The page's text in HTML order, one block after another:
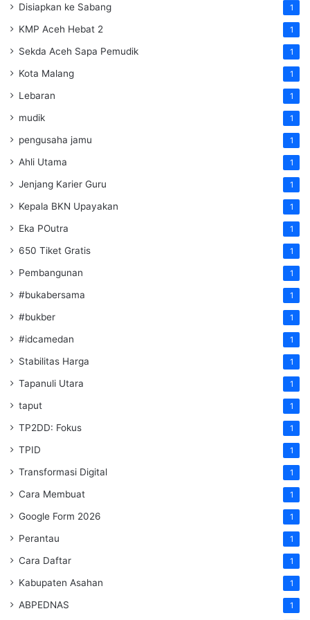
Disiapkan ke Sabang 1
KMP Aceh Hebat 2 1
Sekda Aceh Sapa Pemudik 1
Kota Malang 1
Lebaran 1
mudik 1
pengusaha jamu 1
Ahli Utama 1
Jenjang Karier Guru 1
Kepala BKN Upayakan 1
Eka POutra 1
650 Tiket Gratis 1
Pembangunan 1
#bukabersama 1
#bukber 1
#idcamedan 1
Stabilitas Harga 1
Tapanuli Utara 1
taput 1
TP2DD: Fokus 1
TPID 1
Transformasi Digital 1
Cara Membuat 1
Google Form 2026 1
Perantau 1
Cara Daftar 1
Kabupaten Asahan 1
ABPEDNAS 1